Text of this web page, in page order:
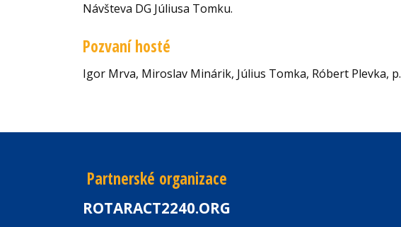
Návšteva DG Júliusa Tomku.
Pozvaní hosté
Igor Mrva, Miroslav Minárik, Július Tomka, Róbert Plevka,
Partnerské organizace
ROTARACT2240.ORG